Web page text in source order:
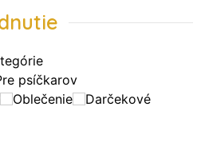
psíčkarov
Oblečenie
Darčekové